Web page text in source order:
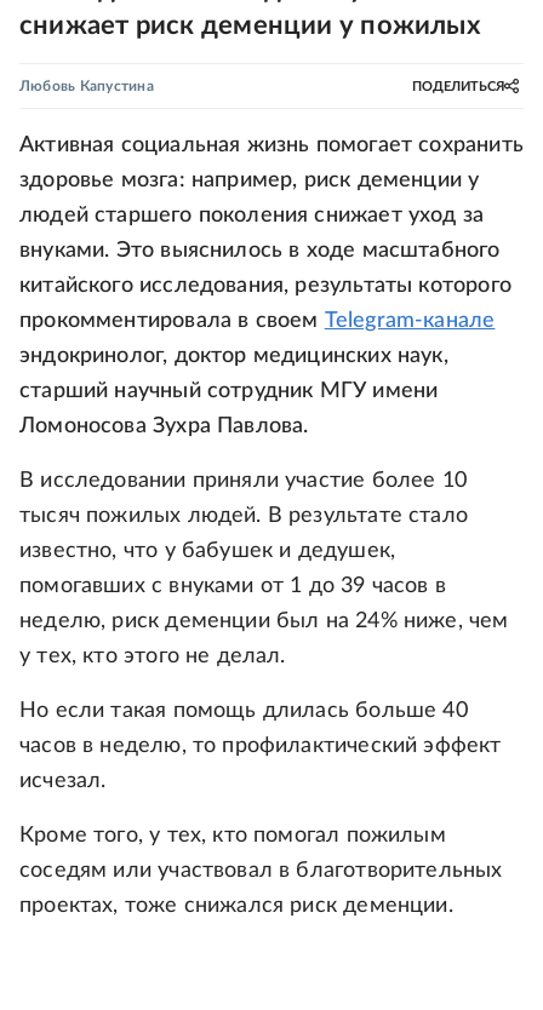
снижает риск деменции у пожилых
Любовь Капустина ПОДЕЛИТЬСЯ
Активная социальная жизнь помогает сохранить
здоровье мозга: например, риск деменции у
людей старшего поколения снижает уход за
внуками. Это выяснилось в ходе масштабного
китайского исследования, результаты которого
прокомментировала в своем Telegram-канале
эндокринолог, доктор медицинских наук,
старший научный сотрудник МГУ имени
Ломоносова Зухра Павлова.
В исследовании приняли участие более 10
тысяч пожилых людей. В результате стало
известно, что у бабушек и дедушек,
помогавших с внуками от 1 до 39 часов в
неделю, риск деменции был на 24% ниже, чем
у тех, кто этого не делал.
Но если такая помощь длилась больше 40
часов в неделю, то профилактический эффект
исчезал.
Кроме того, у тех, кто помогал пожилым
соседям или участвовал в благотворительных
проектах, тоже снижался риск деменции.